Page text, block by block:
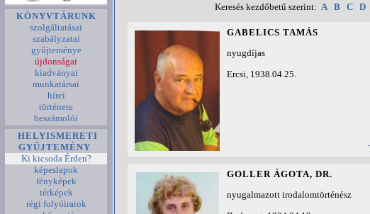
KÖNYVTÁRUNK
szolgáltatásai
szabályzatai
gyűjteménye
újdonságai
kiadványai
munkatársai
hírei
története
beszámolói
HELYISMERETI
GYŰJTEMÉNY
Ki kicsoda Érden?
képeslapok
fényképek
térképek
régi folyóiratok
Keresés kezdőbetű szerint: A B C D
GABELICS TAMÁS
nyugdíjas
Ercsi, 1938.04.25.
GOLLER ÁGOTA, DR.
nyugalmazott irodalomtörténész